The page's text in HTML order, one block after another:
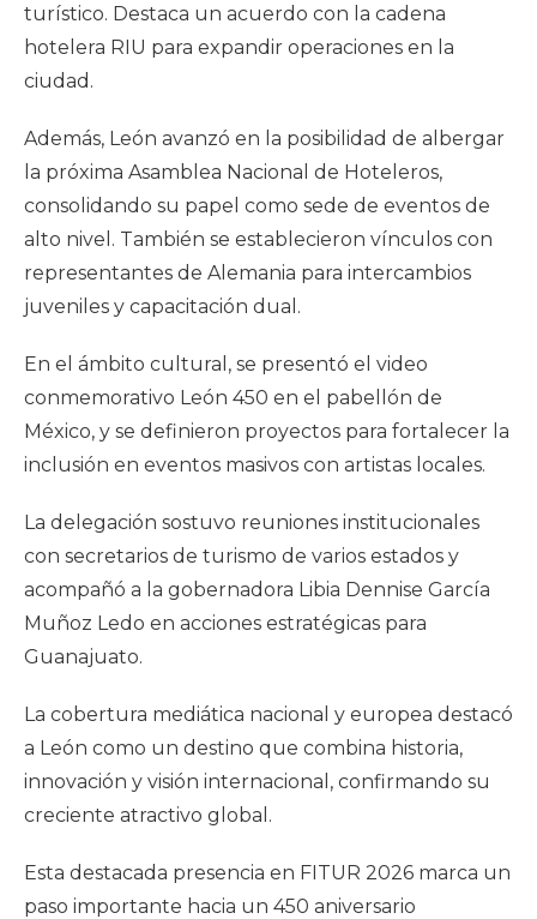
turístico. Destaca un acuerdo con la cadena
hotelera RIU para expandir operaciones en la
ciudad.
Además, León avanzó en la posibilidad de albergar
la próxima Asamblea Nacional de Hoteleros,
consolidando su papel como sede de eventos de
alto nivel. También se establecieron vínculos con
representantes de Alemania para intercambios
juveniles y capacitación dual.
En el ámbito cultural, se presentó el video
conmemorativo León 450 en el pabellón de
México, y se definieron proyectos para fortalecer la
inclusión en eventos masivos con artistas locales.
La delegación sostuvo reuniones institucionales
con secretarios de turismo de varios estados y
acompañó a la gobernadora Libia Dennise García
Muñoz Ledo en acciones estratégicas para
Guanajuato.
La cobertura mediática nacional y europea destacó
a León como un destino que combina historia,
innovación y visión internacional, confirmando su
creciente atractivo global.
Esta destacada presencia en FITUR 2026 marca un
paso importante hacia un 450 aniversario